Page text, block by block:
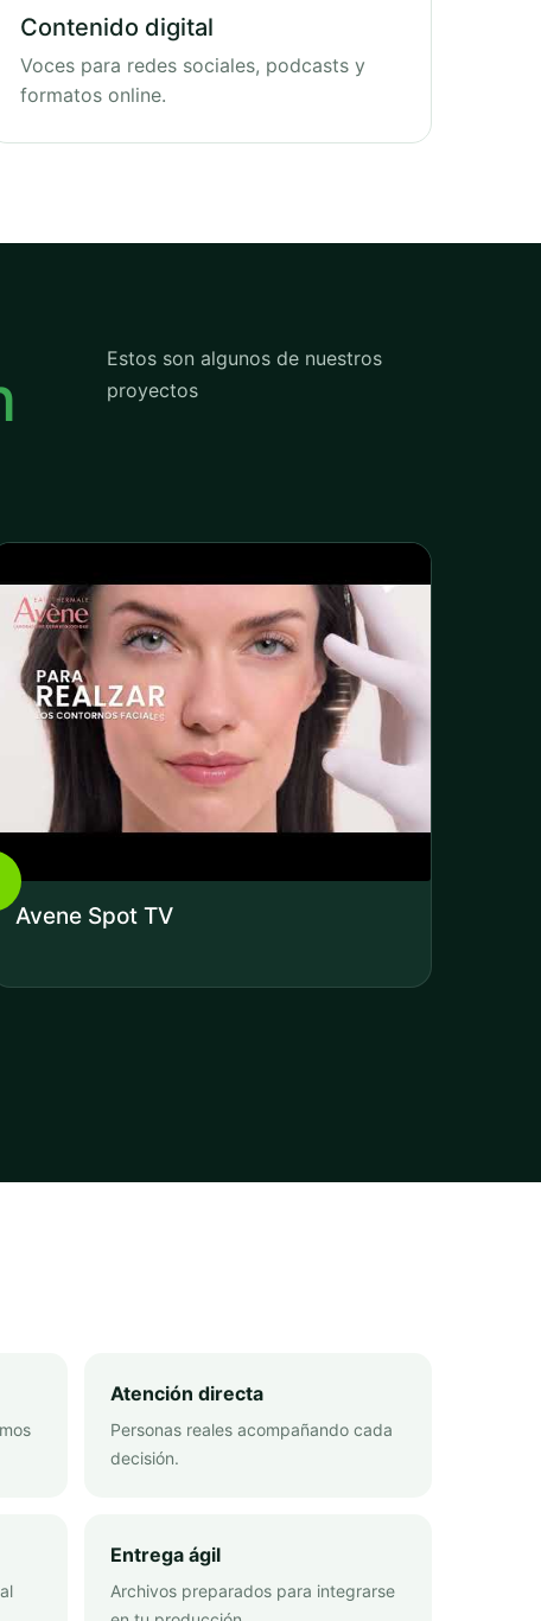
Contenido digital
Voces para redes sociales, podcasts y
formatos online.
Estos son algunos de nuestros
proyectos
Avene Spot TV
Atención directa
Personas reales acompañando cada
decisión.
Entrega ágil
Archivos preparados para integrarse